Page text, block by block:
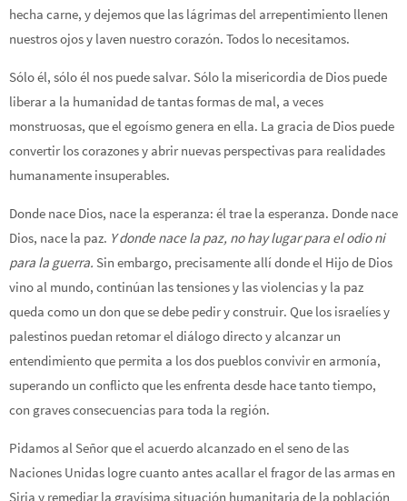
hecha carne, y dejemos que las lágrimas del arrepentimiento llenen
nuestros ojos y laven nuestro corazón. Todos lo necesitamos.
Sólo él, sólo él nos puede salvar. Sólo la misericordia de Dios puede
liberar a la humanidad de tantas formas de mal, a veces
monstruosas, que el egoísmo genera en ella. La gracia de Dios puede
convertir los corazones y abrir nuevas perspectivas para realidades
humanamente insuperables.
Donde nace Dios, nace la esperanza: él trae la esperanza. Donde nace
Dios, nace la paz. Y donde nace la paz, no hay lugar para el odio ni
para la guerra. Sin embargo, precisamente allí donde el Hijo de Dios
vino al mundo, continúan las tensiones y las violencias y la paz
queda como un don que se debe pedir y construir. Que los israelíes y
palestinos puedan retomar el diálogo directo y alcanzar un
entendimiento que permita a los dos pueblos convivir en armonía,
superando un conflicto que les enfrenta desde hace tanto tiempo,
con graves consecuencias para toda la región.
Pidamos al Señor que el acuerdo alcanzado en el seno de las
Naciones Unidas logre cuanto antes acallar el fragor de las armas en
Siria y remediar la gravísima situación humanitaria de la población